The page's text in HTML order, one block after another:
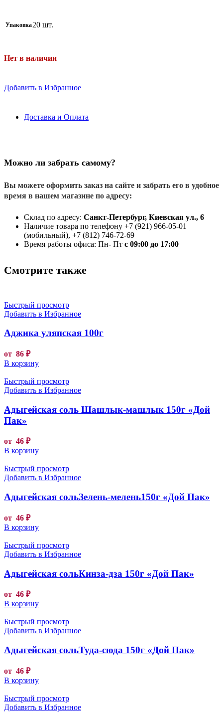
Упаковка20 шт.
Нет в наличии
Добавить в Избранное
Доставка и Оплата
Можно ли забрать самому?
Вы можете оформить заказ на сайте и забрать его в удобное
время в нашем магазине по адресу:
Склад по адресу: Санкт-Петербург, Киевская ул., 6
Наличие товара по телефону +7 (921) 966-05-01
(мобильный), +7 (812) 746-72-69
Время работы офиса: Пн- Пт с 09:00 до 17:00
Смотрите также
Быстрый просмотр
Добавить в Избранное
Аджика уляпская 100г
от 86 ₽
В корзину
Быстрый просмотр
Добавить в Избранное
Адыгейская соль Шашлык-машлык 150г «Дой
Пак»
от 46 ₽
В корзину
Быстрый просмотр
Добавить в Избранное
Адыгейская сольЗелень-мелень150г «Дой Пак»
от 46 ₽
В корзину
Быстрый просмотр
Добавить в Избранное
Адыгейская сольКинза-дза 150г «Дой Пак»
от 46 ₽
В корзину
Быстрый просмотр
Добавить в Избранное
Адыгейская сольТуда-сюда 150г «Дой Пак»
от 46 ₽
В корзину
Быстрый просмотр
Добавить в Избранное